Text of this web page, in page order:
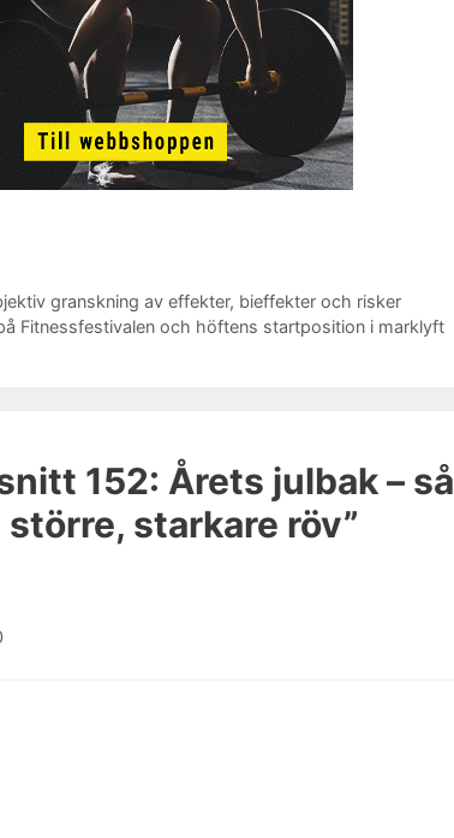
granskning av effekter, bieffekter och risker
Fitnessfestivalen och höftens startposition i marklyft
152: Årets julbak – så
starkare röv”